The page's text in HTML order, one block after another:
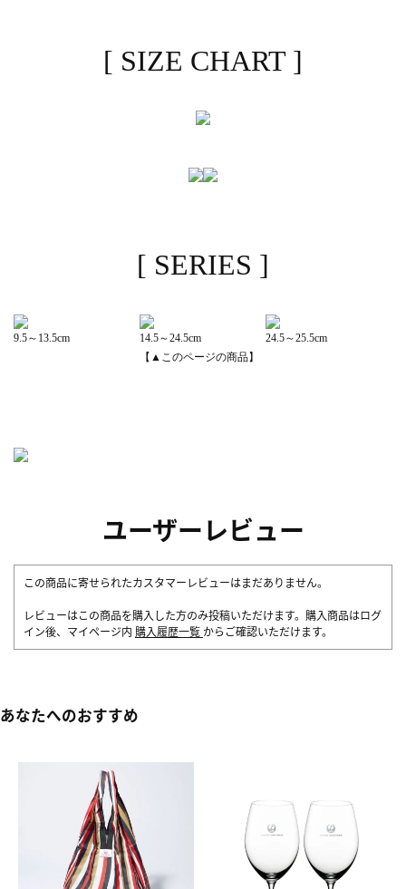
[ SIZE CHART ]
[ SERIES ]
9.5～13.5cm
14.5～24.5cm
【▲このページの商品】
24.5～25.5cm
ユーザーレビュー
この商品に寄せられたカスタマーレビューはまだありません。
レビューはこの商品を購入した方のみ投稿いただけます。購入商品はログ
イン後、マイページ内 購入履歴一覧 からご確認いただけます。
あなたへのおすすめ